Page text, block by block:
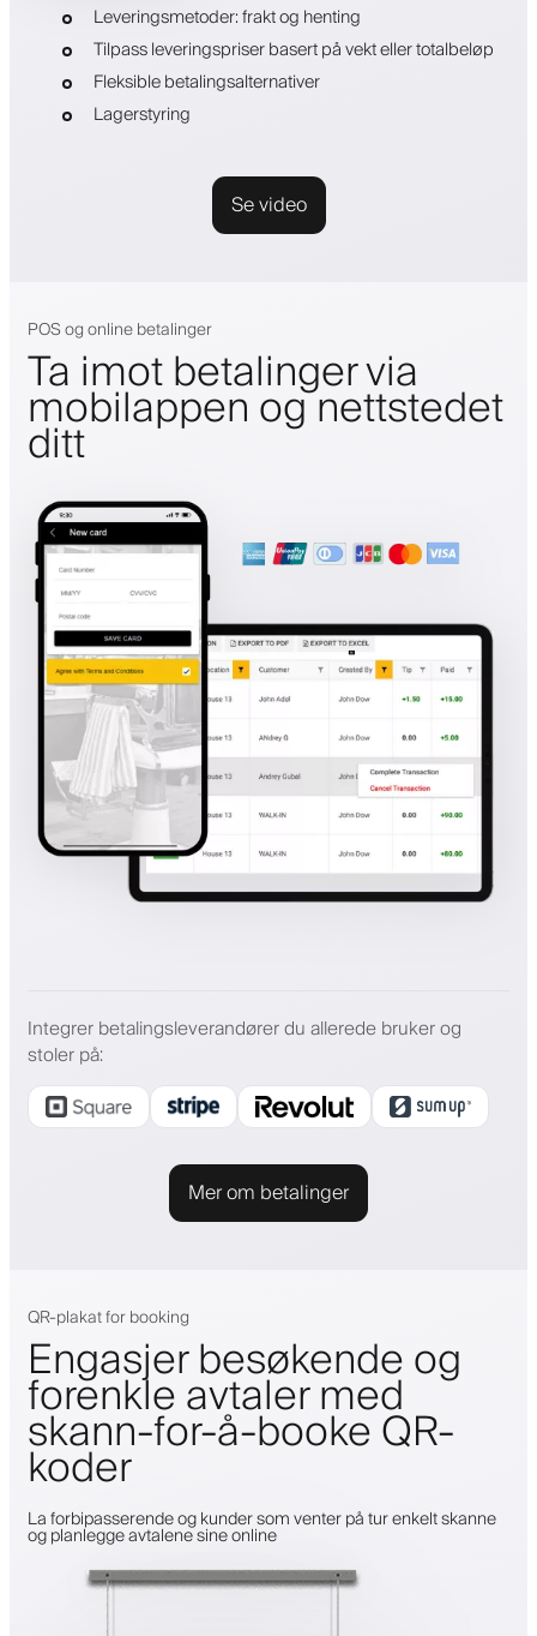
Leveringsmetoder: frakt og henting
Tilpass leveringspriser basert på vekt eller totalbeløp
Fleksible betalingsalternativer
Lagerstyring
Se video
POS og online betalinger
Ta imot betalinger via
mobilappen og nettstedet
ditt
Integrer betalingsleverandører du allerede bruker og
stoler på:
Mer om betalinger
QR-plakat for booking
Engasjer besøkende og
forenkle avtaler med
skann-for-å-booke QR-
koder
La forbipasserende og kunder som venter på tur enkelt skanne
og planlegge avtalene sine online